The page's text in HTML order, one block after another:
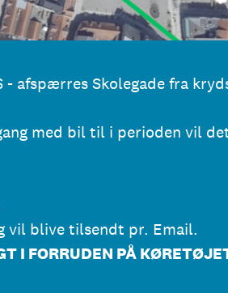
afspærres Skolegade fra
med bil til i perioden vil
vil blive tilsendt pr. Email.
I FORRUDEN PÅ